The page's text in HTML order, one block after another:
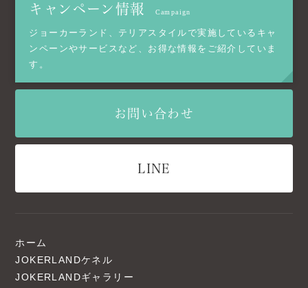
キャンペーン情報 Campaign
ジョーカーランド、テリアスタイルで実施しているキャ
ンペーンやサービスなど、お得な情報をご紹介していま
す。
お問い合わせ
LINE
ホーム
JOKERLANDケネル
JOKERLANDギャラリー